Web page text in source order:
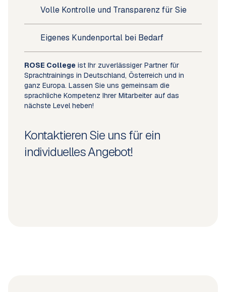
Volle Kontrolle und Transparenz für Sie
Eigenes Kundenportal bei Bedarf
ROSE College ist Ihr zuverlässiger Partner für
Sprachtrainings in Deutschland, Österreich und in
ganz Europa. Lassen Sie uns gemeinsam die
sprachliche Kompetenz Ihrer Mitarbeiter auf das
nächste Level heben!
Kontaktieren Sie uns für ein
individuelles Angebot!